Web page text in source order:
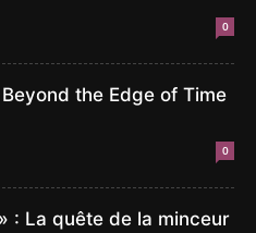
0
the Edge of Time
0
: La quête de la minceur